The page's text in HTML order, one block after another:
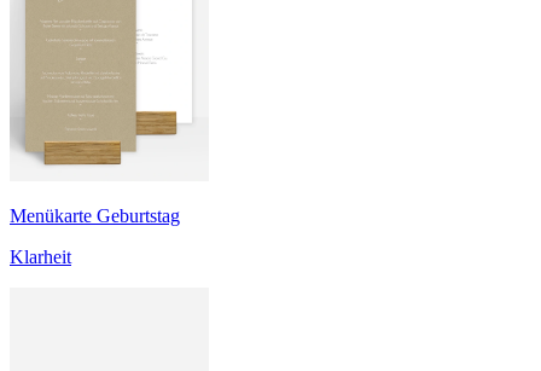
Menükarte Geburtstag
Klarheit